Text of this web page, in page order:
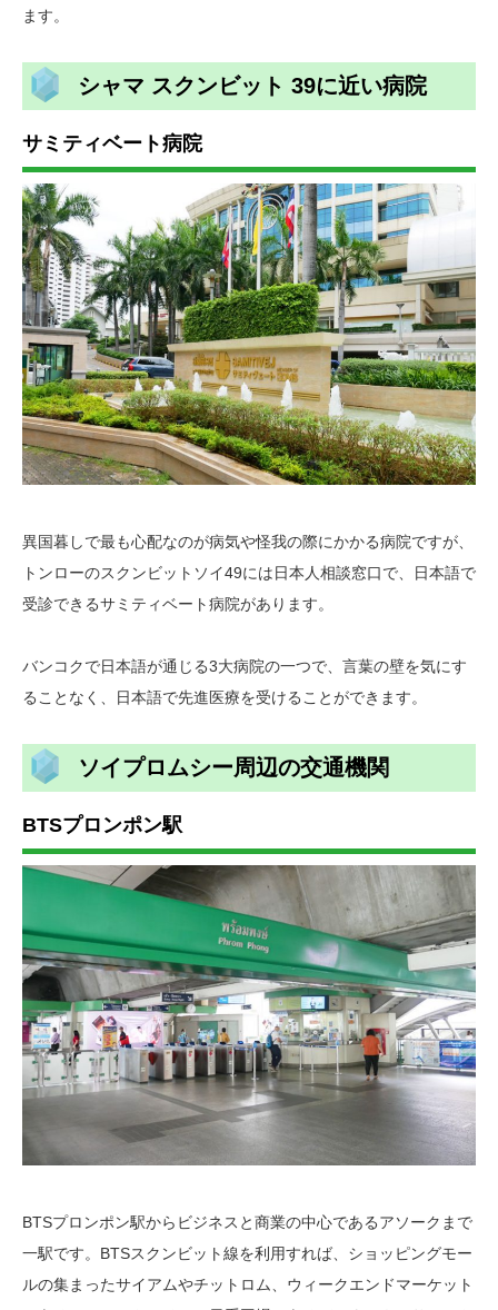
ます。
シャマ スクンビット 39に近い病院
サミティベート病院
異国暮しで最も心配なのが病気や怪我の際にかかる病院ですが、
トンローのスクンビットソイ49には日本人相談窓口で、日本語で
受診できるサミティベート病院があります。
バンコクで日本語が通じる3大病院の一つで、言葉の壁を気にす
ることなく、日本語で先進医療を受けることができます。
ソイプロムシー周辺の交通機関
BTSプロンポン駅
BTSプロンポン駅からビジネスと商業の中心であるアソークまで
一駅です。BTSスクンビット線を利用すれば、ショッピングモー
ルの集まったサイアムやチットロム、ウィークエンドマーケット